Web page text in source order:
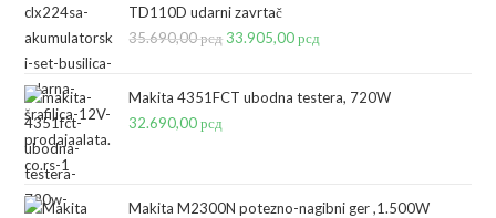
TD110D udarni zavrtač
35.690,00рсд Originalna
je
33.905,00рсд
je:
Makita 4351FCT ubodna testera, 720W
32.690,00рсд
Makita M2300N potezno-nagibni ger ,1.500W